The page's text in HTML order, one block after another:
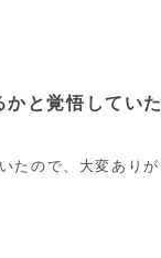
と覚悟してい
たので、大変あり